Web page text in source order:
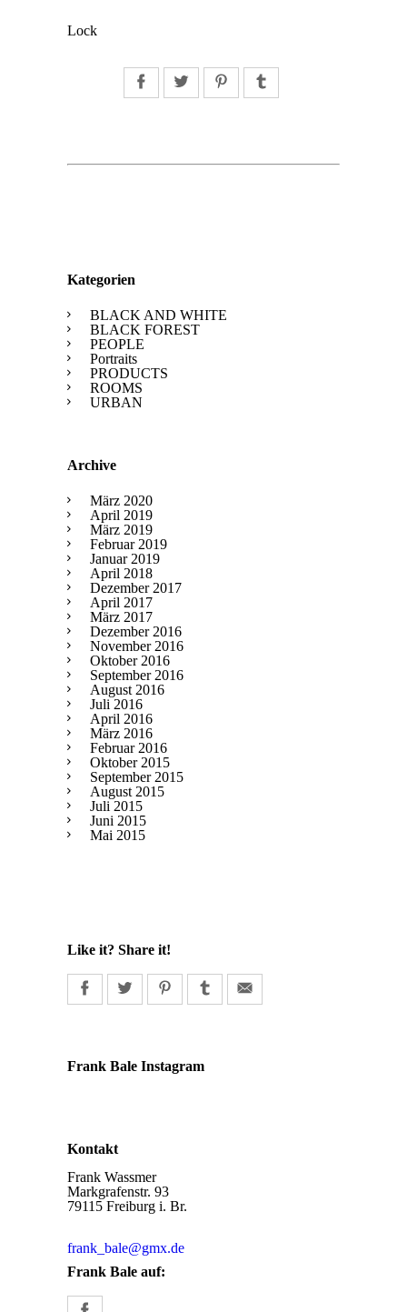
Lock
FacebookTwitter Pinterest
Kategorien
BLACK AND WHITE
BLACK FOREST
PEOPLE
Portraits
PRODUCTS
ROOMS
URBAN
Archive
März 2020
April 2019
März 2019
Februar 2019
Januar 2019
April 2018
Dezember 2017
April 2017
März 2017
Dezember 2016
November 2016
Oktober 2016
September 2016
August 2016
Juli 2016
April 2016
März 2016
Februar 2016
Oktober 2015
September 2015
August 2015
Juli 2015
Juni 2015
Mai 2015
Like it? Share it!
Frank Bale Instagram
Kontakt
Frank Wassmer
Markgrafenstr. 93
79115 Freiburg i. Br.
frank_bale@gmx.de
Frank Bale auf: